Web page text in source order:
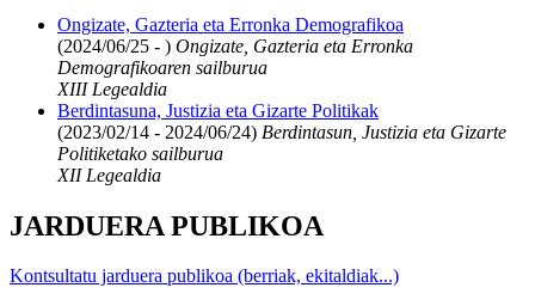
Ongizate, Gazteria eta Erronka Demografikoa
(2024/06/25 - ) Ongizate, Gazteria eta Erronka
Demografikoaren sailburua
XIII Legealdia
Berdintasuna, Justizia eta Gizarte Politikak
(2023/02/14 - 2024/06/24) Berdintasun, Justizia eta Gizarte
Politiketako sailburua
XII Legealdia
JARDUERA PUBLIKOA
Kontsultatu jarduera publikoa (berriak, ekitaldiak...)